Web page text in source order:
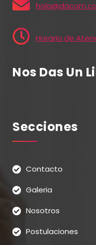
Horario de
Nos Das Un
Secciones
Contacto
Galeria
Nosotros
Postulaciones